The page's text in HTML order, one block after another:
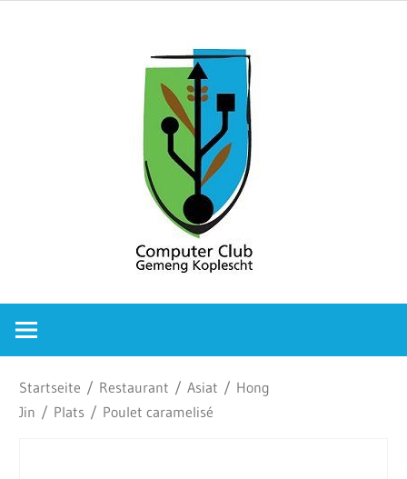
Club
Startseite / Restaurant /Asiat / Hong
Jin / Plats / Poulet caramelisé